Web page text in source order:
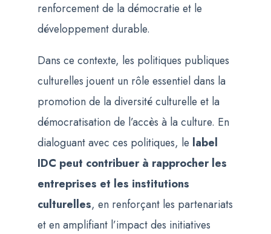
renforcement de la démocratie et le
développement durable.
Dans ce contexte, les politiques publiques
culturelles jouent un rôle essentiel dans la
promotion de la diversité culturelle et la
démocratisation de l’accès à la culture. En
dialoguant avec ces politiques, le label
IDC peut contribuer à rapprocher les
entreprises et les institutions
culturelles, en renforçant les partenariats
et en amplifiant l’impact des initiatives